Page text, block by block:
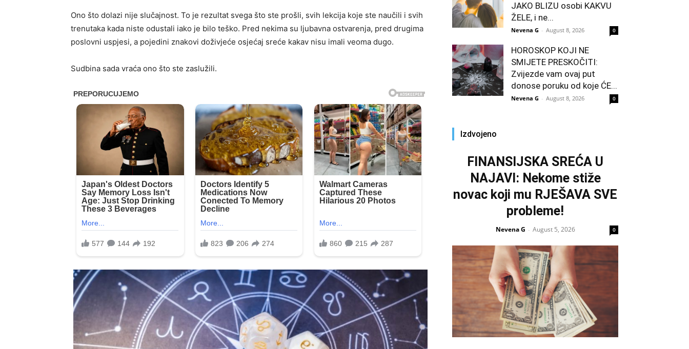
Ono što dolazi nije slučajnost. To je rezultat svega što ste prošli, svih lekcija koje ste naučili i svih
trenutaka kada niste odustali iako je bilo teško. Pred nekima su ljubavna ostvarenja, pred drugima
poslovni uspjesi, a pojedini znakovi doživjeće osjećaj sreće kakav nisu imali veoma dugo.
Sudbina sada vraća ono što ste zaslužili.
JAKO BLIZU osobi KAKVU
ŽELE, i ne...
Nevena G - August 8, 2026 0
HOROSKOP KOJI NE
SMIJETE PRESKOČITI:
Zvijezde vam ovaj put
donose poruku od koje ĆE...
Nevena G - August 8, 2026 0
Izdvojeno
FINANSIJSKA SREĆA U
NAJAVI: Nekome stiže
novac koji mu RJEŠAVA SVE
probleme!
Nevena G - August 5, 2026 0